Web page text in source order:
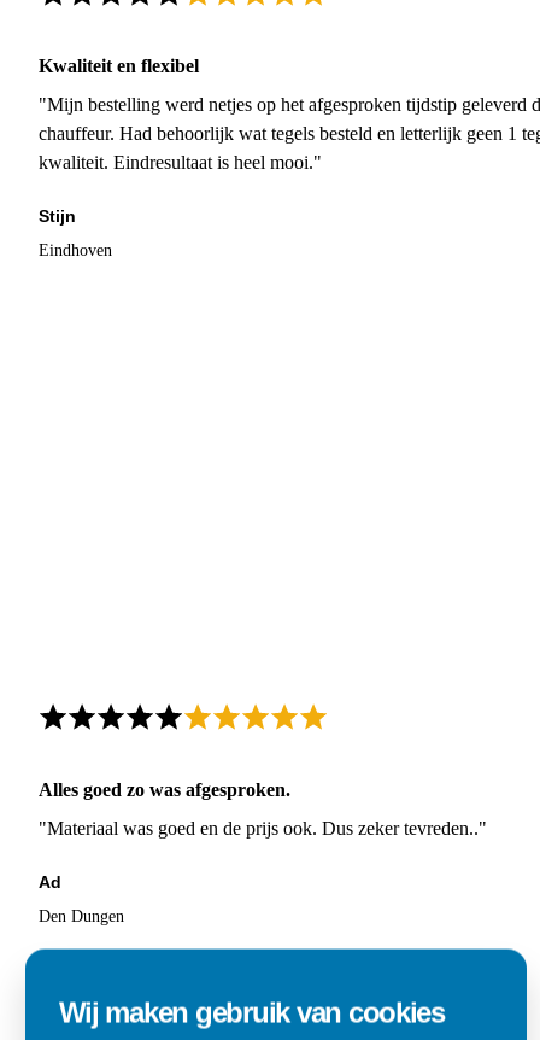
Kwaliteit en flexibel
"Mijn bestelling werd netjes op het afgesproken tijdstip geleverd
chauffeur. Had behoorlijk wat tegels besteld en letterlijk geen 1
kwaliteit. Eindresultaat is heel mooi."
Stijn
Eindhoven
Alles goed zo was afgesproken.
"Materiaal was goed en de prijs ook. Dus zeker tevreden.."
Ad
Den Dungen
Wij maken gebruik van cookies